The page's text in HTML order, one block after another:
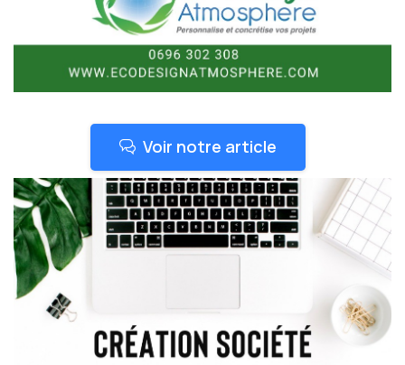
Voir notre article